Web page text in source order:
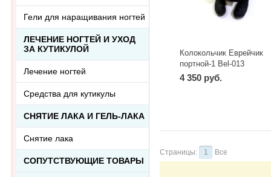
Колокольчик Еврейчик
портной-1 Bel-013
4 350 руб.
Страницы: 1 Все
Гели для наращивания ногтей
ЛЕЧЕНИЕ НОГТЕЙ И УХОД
ЗА КУТИКУЛОЙ
Лечение ногтей
Средства для кутикулы
СНЯТИЕ ЛАКА И ГЕЛЬ-ЛАКА
Снятие лака
СОПУТСТВУЮЩИЕ ТОВАРЫ